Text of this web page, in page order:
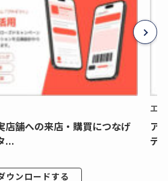
店舗への来店・購買につなげ
...
ウンロードする
エ
ア
デ